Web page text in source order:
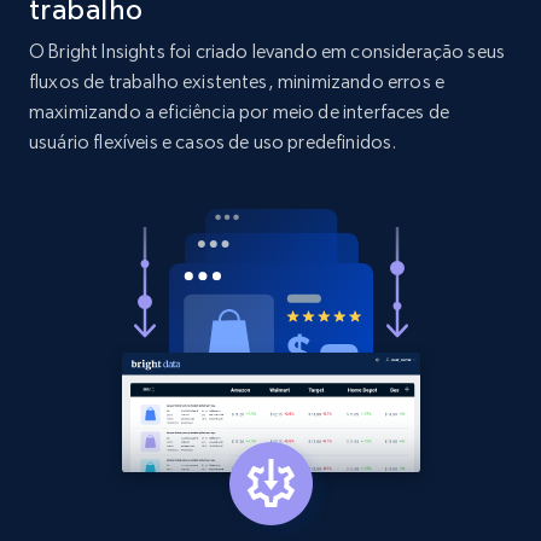
2.1K+ 375+ Comece agora
URL, Product id, Listing inventory id, Title, Rating,
Reviews count shop, Reviews count item, Initial
price, and more.
1.9K+ 323+ Comece agora
Etsy - Collect data on products using
specified keywords
URL, Product id, Listing inventory id, Title, Rating,
trabalho
O Bright Insights foi criado levando em consideração seus
fluxos de trabalho existentes, minimizando erros e
maximizando a eficiência por meio de interfaces de
usuário flexíveis e casos de uso predefinidos.